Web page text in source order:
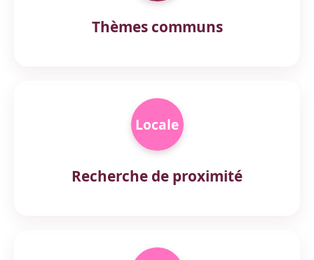
Thèmes communs
Locale
Recherche de proximité